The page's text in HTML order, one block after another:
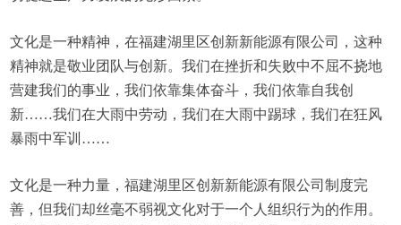
文化是一种精神，在福建湖里区创新新能源有限公司，这种
精神就是敬业团队与创新。我们在挫折和失败中不屈不挠地
营建我们的事业，我们依靠集体奋斗，我们依靠自我创
新……我们在大雨中劳动，我们在大雨中踢球，我们在狂风
暴雨中军训……
文化是一种力量，福建湖里区创新新能源有限公司制度完
善，但我们却丝毫不弱视文化对于一个人组织行为的作用。